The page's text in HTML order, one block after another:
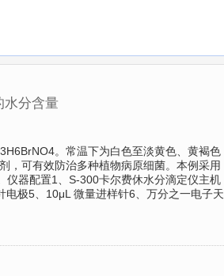
水分含量
。常温下为白色至淡黄色、黄褐色
，可有效防治多种植物病原细菌。本例采用
仪器配置1、S-300卡尔费休水分滴定仪主机
极5、10μL 微量进样针6、万分之一电子天